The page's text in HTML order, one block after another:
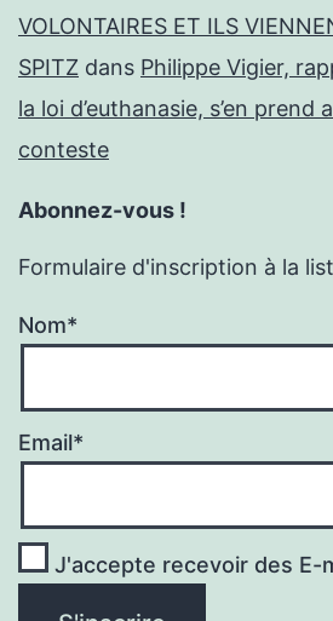
VOLONTAIRES ET ILS
SPITZ dans Philippe Vigier,
la loi d’euthanasie, s’en prend
conteste
Abonnez-vous !
Formulaire d'inscription à la
Nom*
Email*
J'accepte recevoir des E-